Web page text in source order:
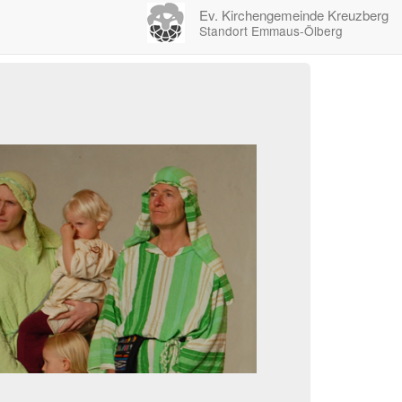
Ev. Kirchengemeinde Kreuzberg
Standort Emmaus-Ölberg